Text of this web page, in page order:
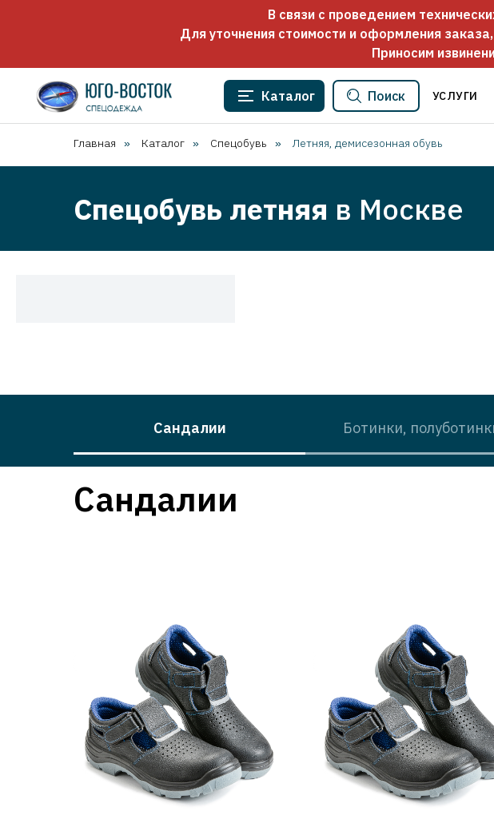
В связи с проведением
Для уточнения стоимости и оформления
Приносим
Каталог Поиск УСЛУГИ
Главная » Каталог » Спецобувь » Летняя, демисезонная обувь
Спецобувь летняя в Москве
Сандалии Ботинки,
Сандалии